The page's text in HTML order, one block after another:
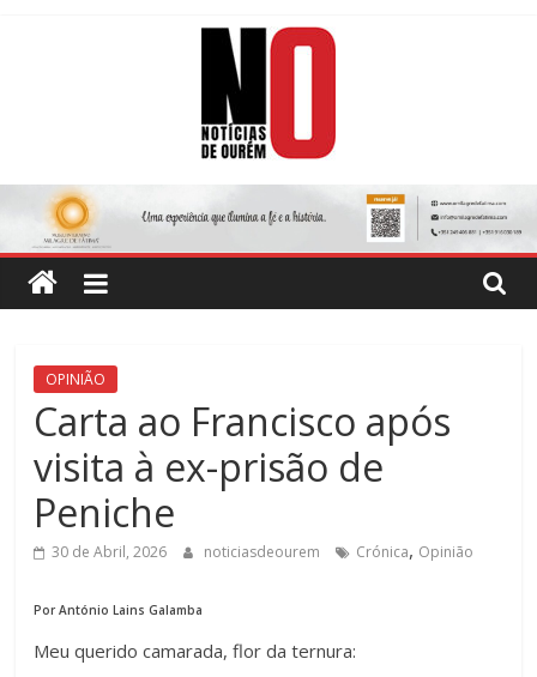
Notícias
de
Ourém
Jornal
Semanário
do
concelho
Ourém
OPINIÃO
Carta ao Francisco após
visita à ex-prisão de
Peniche
30 de Abril, 2026 noticiasdeourem Crónica, Opinião
Por António Lains Galamba
Meu querido camarada, flor da ternura: